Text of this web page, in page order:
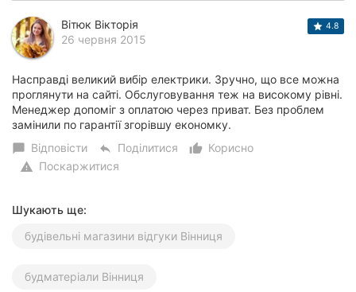
Вітюк Вікторія
26 червня 2015
4.8
Насправді великий вибір електрики. Зручно, що все можна
проглянути на сайті. Обслуговування теж на високому рівні.
Менеджер допоміг з оплатою через приват. Без проблем
замінили по гарантії згорівшу економку.
chat_bubble Відповісти reply Поділитися thumb_up_alt
Корисно
warning Поскаржитися
Шукають ще:
будівельні магазини відгуки Вінниця
будматеріали Вінниця